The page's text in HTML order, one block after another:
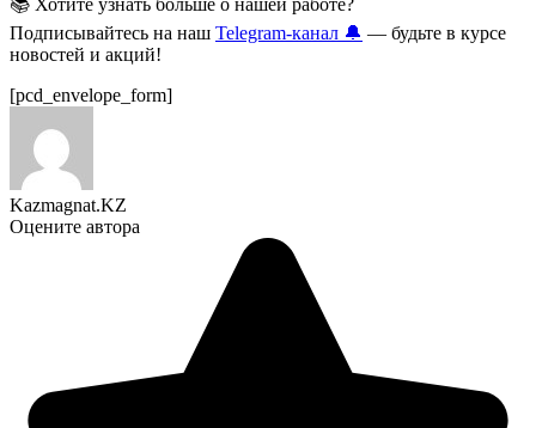
📚 Хотите узнать больше о нашей работе?
Подписывайтесь на наш Telegram-канал 🔔 — будьте в курсе
новостей и акций!
[pcd_envelope_form]
Kazmagnat.KZ
Оцените автора